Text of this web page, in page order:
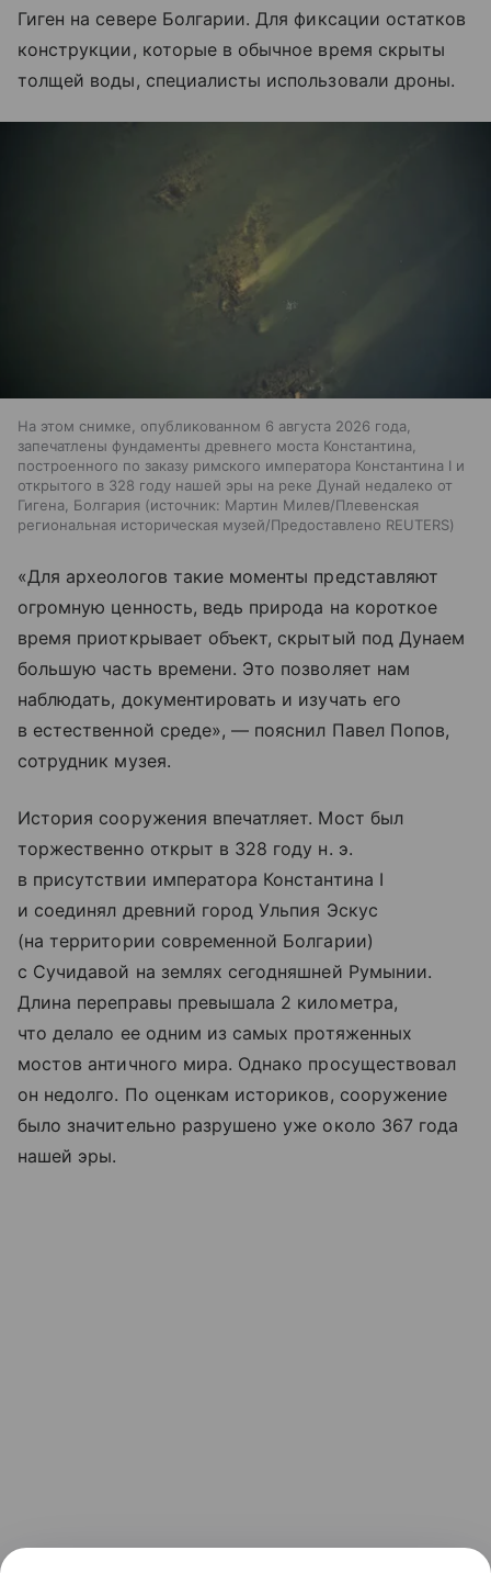
Гиген на севере Болгарии. Для фиксации остатков
конструкции, которые в обычное время скрыты
толщей воды, специалисты использовали дроны.
На этом снимке, опубликованном 6 августа 2026 года,
запечатлены фундаменты древнего моста Константина,
построенного по заказу римского императора Константина I и
открытого в 328 году нашей эры на реке Дунай недалеко от
Гигена, Болгария
источник: Мартин Милев/Плевенская
региональная историческая музей/Предоставлено REUTERS
«Для археологов такие моменты представляют
огромную ценность, ведь природа на короткое
время приоткрывает объект, скрытый под Дунаем
большую часть времени. Это позволяет нам
наблюдать, документировать и изучать его
в естественной среде», — пояснил Павел Попов,
сотрудник музея.
История сооружения впечатляет. Мост был
торжественно открыт в 328 году н. э.
в присутствии императора Константина I
и соединял древний город Ульпия Эскус
(на территории современной Болгарии)
с Сучидавой на землях сегодняшней Румынии.
Длина переправы превышала 2 километра,
что делало ее одним из самых протяженных
мостов античного мира. Однако просуществовал
он недолго. По оценкам историков, сооружение
было значительно разрушено уже около 367 года
нашей эры.